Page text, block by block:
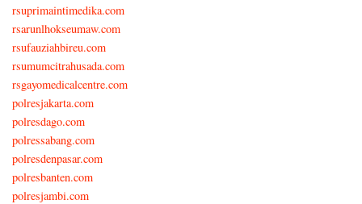
rsuprimaintimedika.com
rsarunlhokseumaw.com
rsufauziahbireu.com
rsumumcitrahusada.com
rsgayomedicalcentre.com
polresjakarta.com
polresdago.com
polressabang.com
polresdenpasar.com
polresbanten.com
polresjambi.com